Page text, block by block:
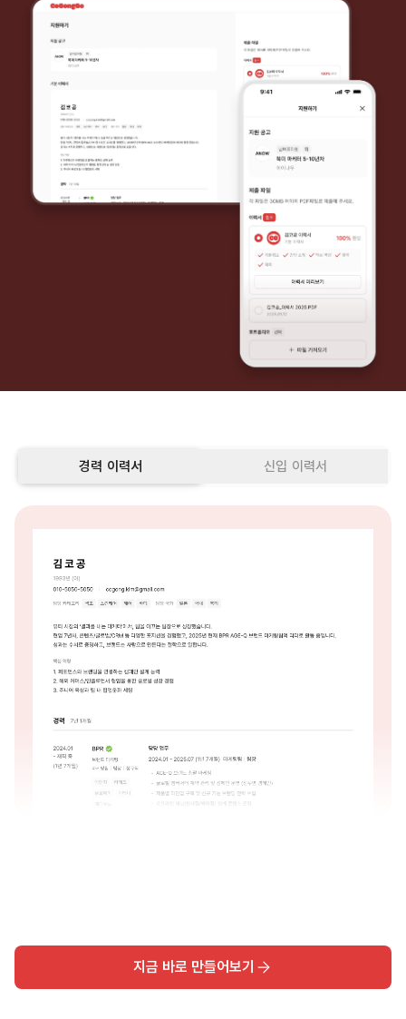
경력 이력서 신입 이력서
지금 바로 만들어보기